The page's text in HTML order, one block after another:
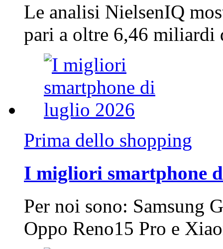
Le analisi NielsenIQ
pari a oltre 6,46
Prima dello shopping
I migliori smartphone
Per noi sono: Samsung
Oppo Reno15 Pro e